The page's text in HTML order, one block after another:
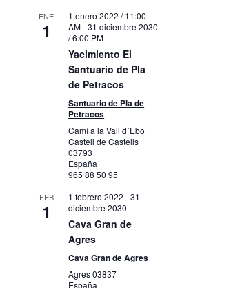
ENE
1
1 enero 2022 / 11:00
AM-31 diciembre 2030
/ 6:00 PM
Yacimiento El
Santuario de Pla
de Petracos
Santuario de Pla de
Petracos
Camí a la Vall d´Ebo
Castell de Castells
03793
España
965 88 50 95
FEB
1
1 febrero 2022 -31
diciembre 2030
Cava Gran de
Agres
Cava Gran de Agres
Agres03837
España